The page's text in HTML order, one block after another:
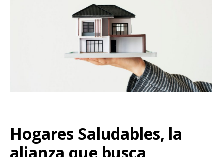
Hogares Saludables, la
alianza que busca